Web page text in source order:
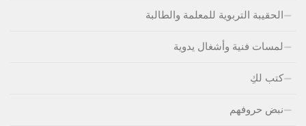
الحقيبة التربوية للمعلمة والطالبة
لمسات فنية وأشغال يدوية
كتب لكِ
نبض حروفهم